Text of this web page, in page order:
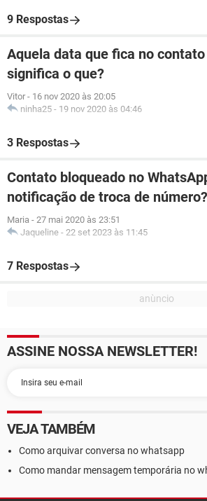
9 Respostas
Aquela data que fica no
significa o que?
Vitor - 16 nov 2020 às 20:05
ninha25 - 19 nov 2020 às 04:46
3 Respostas
Contato bloqueado no
notificação de troca de número?
Maria - 27 mai 2020 às 23:51
Jaqueline - 22 set 2023 às 11:45
7 Respostas
ASSINE NOSSA NEWSLETTER!
VEJA TAMBÉM
Como arquivar conversa no whatsapp
Como mandar mensagem temporária no